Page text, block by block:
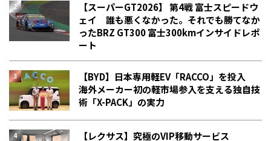
【スーパーGT2026】 第4戦 富士スピードウ
ェイ 誰も悪くなかった。それでも勝てなか
った――BRZ GT300 富士300kmインサイドレポ
ート
【BYD】日本専用軽EV「RACCO」を投入
海外メーカー初の軽市場参入を支える独自技
術「X-PACK」の実力
【レクサス】究極のVIP移動サービス